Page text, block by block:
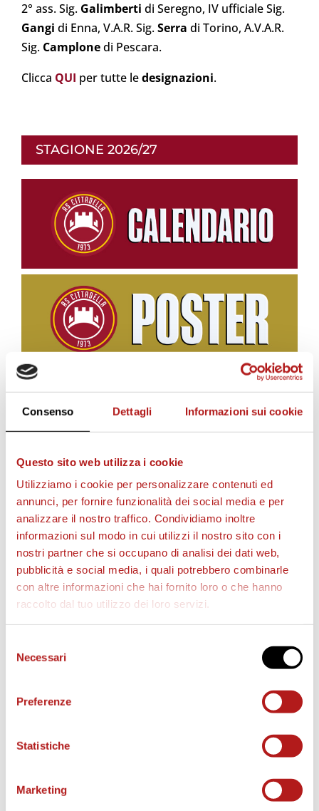
Consenso Dettagli Informazioni sui cookie
Questo sito web utilizza i cookie
Utilizziamo i cookie per personalizzare contenuti ed
annunci, per fornire funzionalità dei social media e per
analizzare il nostro traffico. Condividiamo inoltre
informazioni sul modo in cui utilizzi il nostro sito con i
nostri partner che si occupano di analisi dei dati web,
pubblicità e social media, i quali potrebbero combinarle
con altre informazioni che hai fornito loro o che hanno
raccolto dal tuo utilizzo dei loro servizi.
delNecessari
Preferenze
Statistiche
Marketing
2° ass. Sig. Galimberti di Seregno, IV ufficiale Sig.
Gangi di Enna, V.A.R. Sig.Serra di Torino, A.V.A.R.
Sig. Camplonedi Pescara.
Clicca QUI per tutte ledesignazioni.
STAGIONE 2026/27
BIGLIETTI
AS CITTADELLA STORE